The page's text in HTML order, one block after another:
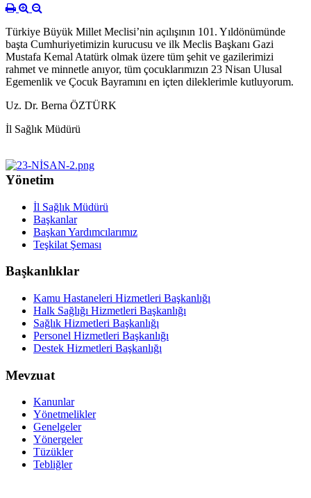
Türkiye Büyük Millet Meclisi’nin açılışının 101. Yıldönümünde
başta Cumhuriyetimizin kurucusu ve ilk Meclis Başkanı Gazi
Mustafa Kemal Atatürk olmak üzere tüm şehit ve gazilerimizi
rahmet ve minnetle anıyor, tüm çocuklarımızın 23 Nisan Ulusal
Egemenlik ve Çocuk Bayramını en içten dileklerimle kutluyorum.
Uz. Dr. Berna ÖZTÜRK
İl Sağlık Müdürü
Yönetim
İl Sağlık Müdürü
Başkanlar
Başkan Yardımcılarımız
Teşkilat Şeması
Başkanlıklar
Kamu Hastaneleri Hizmetleri Başkanlığı
Halk Sağlığı Hizmetleri Başkanlığı
Sağlık Hizmetleri Başkanlığı
Personel Hizmetleri Başkanlığı
Destek Hizmetleri Başkanlığı
Mevzuat
Kanunlar
Yönetmelikler
Genelgeler
Yönergeler
Tüzükler
Tebliğler